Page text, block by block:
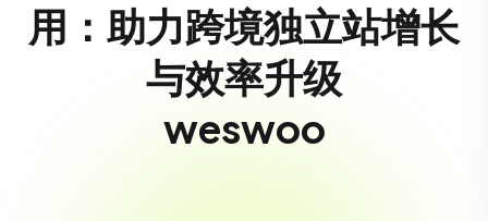
用：助力跨境独立站增长
与效率升级
weswoo